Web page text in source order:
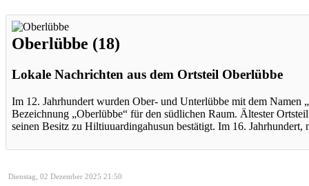
Oberlübbe (18)
Lokale Nachrichten aus dem Ortsteil Oberlübbe
Im 12. Jahrhundert wurden Ober- und Unterlübbe mit dem Namen
Bezeichnung „Oberlübbe“ für den südlichen Raum. Ältester
seinen Besitz zu Hiltiuuardingahusun bestätigt. Im 16.
Dienstag, 02 Dezember 2025 21:50